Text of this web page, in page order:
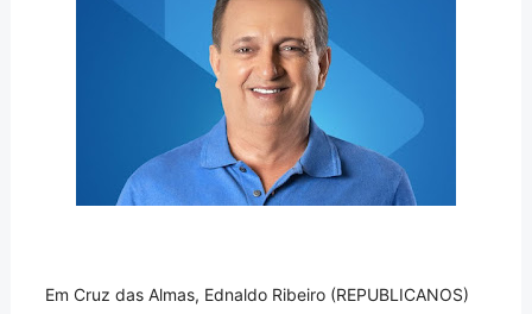
Em Cruz das Almas, Ednaldo Ribeiro (REPUBLICANOS)